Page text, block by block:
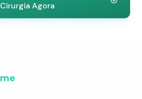
Cirurgia Agora